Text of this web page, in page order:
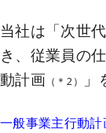
当社は「次世
き、従業員の
動計画 （＊2） 」
一般事業主行動計